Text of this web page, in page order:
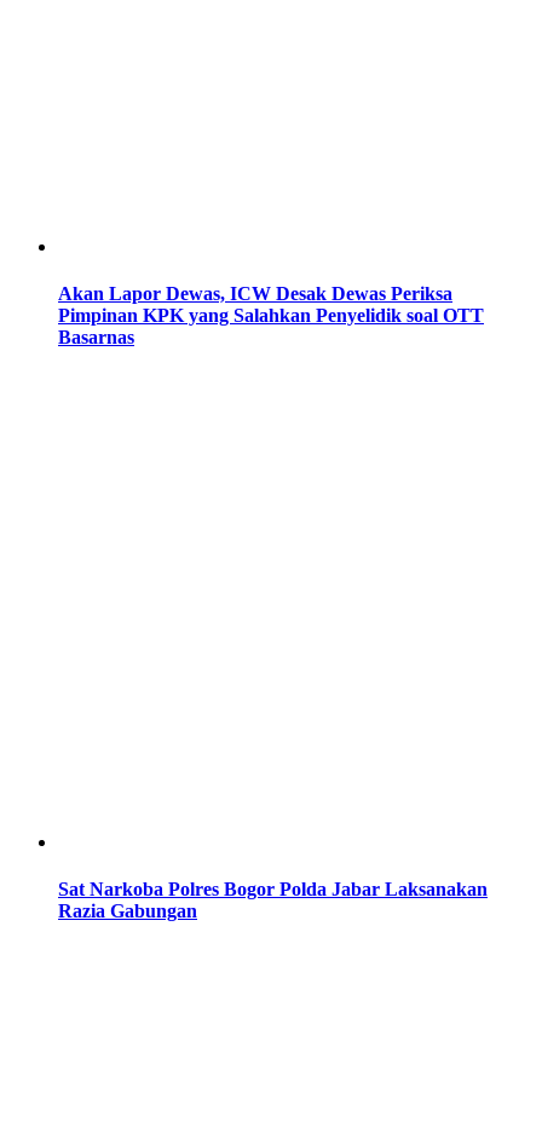
Akan Lapor Dewas, ICW Desak Dewas Periksa
Pimpinan KPK yang Salahkan Penyelidik soal OTT
Basarnas
Sat Narkoba Polres Bogor Polda Jabar Laksanakan
Razia Gabungan